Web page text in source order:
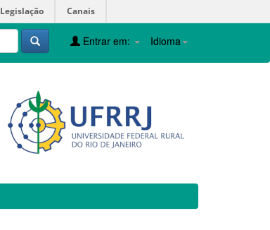
Legislação Canais
Idioma
Entrar em: